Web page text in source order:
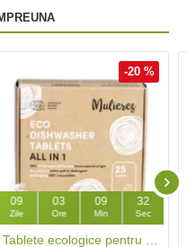
-20 %
09
Zile
03
Ore
09
Min
31
Sec